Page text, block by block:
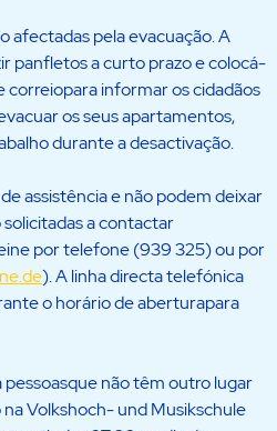
afectadas pela evacuação. A
panfletos a curto prazo e colocá-
correiopara informar os cidadãos
os seus apartamentos,
durante a desactivação.
assistência e não podem deixar
solicitadas a contactar
por telefone (939 325) ou por
). A linha directa telefónica
o horário de aberturapara
não têm outro lugar
Volkshoch- und Musikschule